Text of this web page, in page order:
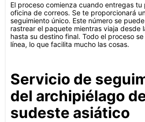
El proceso comienza cuando entregas tu
oficina de correos. Se te proporcionará
seguimiento único. Este número se
rastrear el paquete mientras viaja desde
hasta su destino final. Todo el proceso
línea, lo que facilita mucho las cosas.
Servicio de
del archipiélago
sudeste asiático